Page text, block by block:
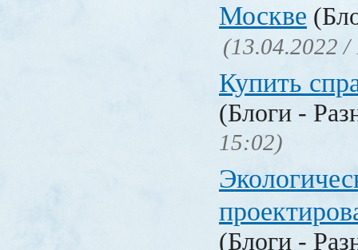
Москве
(13.04.2022 /
Купить
(Блоги -
15:02)
(Блоги -